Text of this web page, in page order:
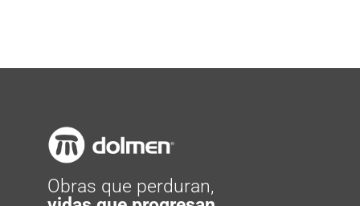
Obras que perduran,